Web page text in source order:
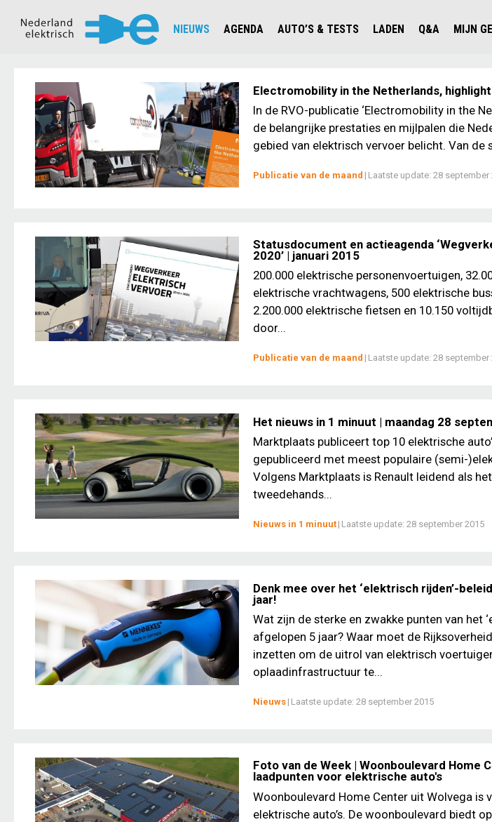
NIEUWS
CIJFERS EN STATISTIEKEN EV'S IN NEDERLAND
AANMELDEN NIEUWSBRIEF
AGENDA
AUTO’S & TESTS
JOUW VOLGENDE AUTO ELEKTRISCH?
LADEN
Q&A
OPLADEN
SLIM LADEN
MILIEU
MIJN
VVE
Electromobility in the Netherlands,
In de RVO-publicatie ‘Electromobility in the
de belangrijke prestaties en mijlpalen die
gebied van elektrisch vervoer belicht. Van de
Publicatie van de maand | Laatste update: 28 september
Statusdocument en actieagenda
2020’ | januari 2015
200.000 elektrische personenvoertuigen,
elektrische vrachtwagens, 500 elektrische
2.200.000 elektrische fietsen en 10.150
door...
Publicatie van de maand | Laatste update: 28 september
Het nieuws in 1 minuut | maandag 28
Marktplaats publiceert top 10 elektrische
gepubliceerd met meest populaire (semi-
Volgens Marktplaats is Renault leidend als
tweedehands...
Nieuws in 1 minuut | Laatste update: 28 september 2015
Denk mee over het ‘elektrisch rijden’-
jaar!
Wat zijn de sterke en zwakke punten van het
afgelopen 5 jaar? Waar moet de
inzetten om de uitrol van elektrisch
oplaadinfrastructuur te...
Nieuws | Laatste update: 28 september 2015
Foto van de Week | Woonboulevard Home
laadpunten voor elektrische auto's
Woonboulevard Home Center uit Wolvega is
elektrische auto’s. De woonboulevard biedt